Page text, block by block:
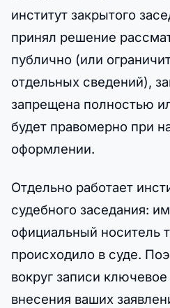
институт закрытого
принял решение
публично (или
отдельных сведений),
запрещена полностью
будет правомерно при
оформлении.
Отдельно работает
судебного заседания:
официальный носитель
происходило в суде.
вокруг записи
внесения ваших